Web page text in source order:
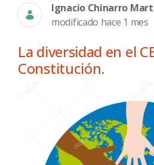
Ignacio Chinarro
modificado hace 1 mes
La diversidad en el
Constitución.